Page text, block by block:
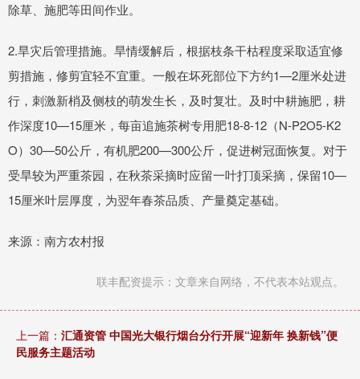
除草、施肥等田间作业。
2.旱灾后管理措施。旱情缓解后，根据枝条干枯程度采取适宜修
剪措施，修剪宜轻不宜重。一般在坏死部位下方约1—2厘米处进
行，刺激新梢及侧枝的萌发生长，及时复壮。及时中耕施肥，耕
作深度10—15厘米，每亩追施茶树专用肥18-8-12（N-P2O5-K2
O）30—50公斤，有机肥200—300公斤，促进树冠面恢复。对于
受旱较为严重茶园，在秋茶采摘时应留一叶打顶采摘，保留10—
15厘米叶层厚度，为翌年春茶品质、产量奠定基础。
来源：南方农村报
联丰配资提示：文章来自网络，不代表本站观点。
上一篇： 汇通资管 中国光大银行烟台分行开展“迎新年 换新钱”便
民服务主题活动